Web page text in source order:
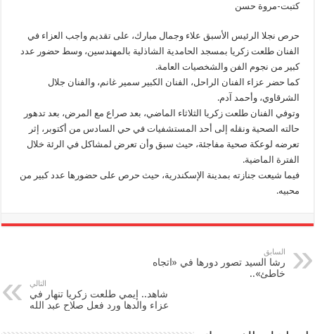
الفنان
طلعت
زكريا
كتبت-مروة حسن
حرص نجلا الرئيس الأسبق علاء وجمال مبارك، على تقديم واجب العزاء في
الفنان طلعت زكريا بمسجد الحامدية الشاذلية بالمهندسين، وسط حضور عدد
كبير من نجوم الفن والشخصيات العامة.
كما حضر عزاء الفنان الراحل، الفنان الكبير سمير غانم، والفنان جلال
الشرقاوي، وأحمد آدم.
وتوفي الفنان طلعت زكريا الثلاثاء الماضي، بعد صراع مع المرض، بعد تدهور
حالته الصحية ونقله إلى أحد المستشفيات في حي السادس من أكتوبر، إثر
تعرضه لوعكة صحية مفاجئة، حيث سبق وأن تعرض لمشاكل في الرئة خلال
الفترة الماضية.
فيما شيعت جنازته بمدينة الإسكندرية، حيث حرص على حضورها عدد كبير من
محبيه.
السابق
رشا السيد تصور دورها في «اتجاه
خاطئ»..
التالي
شاهد.. إيمي طلعت زكريا تنهار في
عزاء والدها ورد فعل صلاح عبد الله